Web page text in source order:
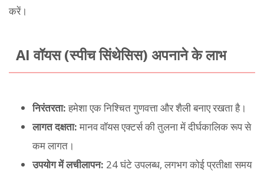
करें।
AI वॉयस (स्पीच सिंथेसिस) अपनाने के लाभ
निरंतरता:हमेशा एक निश्चित गुणवत्ता और शैली बनाए रखता है।
लागत दक्षता:मानव वॉयस एक्टर्स की तुलना में दीर्घकालिक रूप से
कम लागत।
उपयोग में लचीलापन: 24 घंटे उपलब्ध, लगभग कोई प्रतीक्षा समय